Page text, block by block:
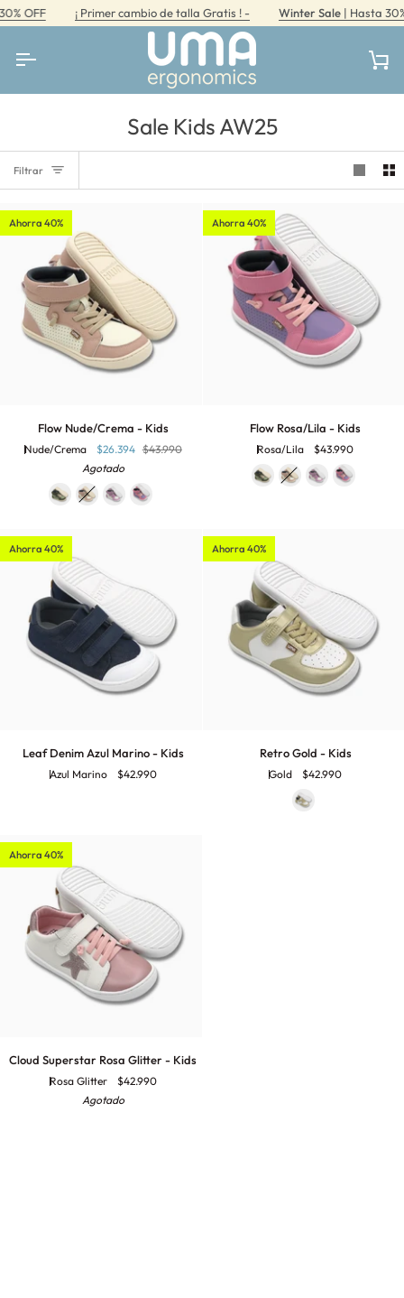
Ir
directamente
contenido
OFF ¡ Primer cambio de talla Gratis ! - Winter Sale| Hasta 30%
Sale Kids AW25
Filtrar
Ahorra 40%
Nude/Crema
Flow Nude/Crema - Kids
Nude/Crema $26.394 $43.990
Agotado
Ahorra 40%
Rosa/Lila
Flow Rosa/Lila - Kids
Rosa/Lila $43.990
Ahorra 40%
Denim
Leaf Denim Azul Marino - Kids
Azul Marino $42.990
Ahorra 40%
Retro Gold - Kids
Gold $42.990
Ahorra 40%
Superstar
Cloud Superstar Rosa Glitter - Kids
Rosa Glitter
$42.990
Agotado